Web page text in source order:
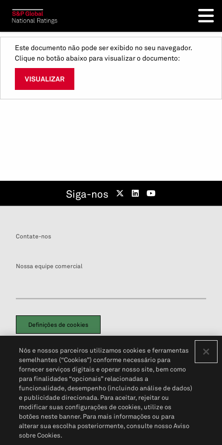
Este documento não pode ser exibido no seu navegador.
Clique no botão abaixo para visualizar o documento:
VISUALIZAR
Siga-nos
Contate-nos
Nossa equipe comercial
Definições de cookies
Política de PrivacidadePortal de privacidade do cliente (em inglês)
Não Venda Minhas Informações Pessoais© 2026 S&P Global
Nós e nossos parceiros utilizamos cookies e ferramentas
semelhantes (“Cookies”) conforme necessário para
fornecer serviços digitais e operar nosso site, bem como
para finalidades “opcionais” relacionadas a
funcionalidade, desempenho (incluindo análise de dados)
e publicidade direcionada. Para aceitar, rejeitar ou
modificar suas configurações de cookies, utilize os
botões neste banner. Para mais informações ou para
alterar sua escolha posteriormente, consulte nosso Aviso
sobre Cookies.